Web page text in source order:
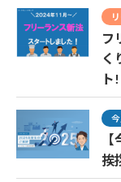
フ
く
ト!
挨